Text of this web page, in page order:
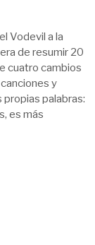
Vodevil a la
de resumir 20
cuatro cambios
y
palabras:
es más